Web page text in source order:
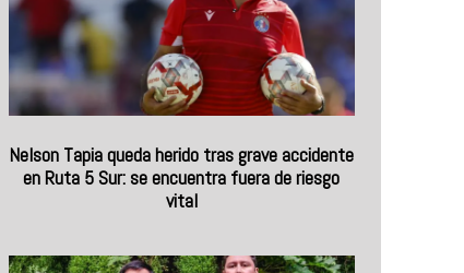
Nelson Tapia queda herido tras grave accidente
en Ruta 5 Sur: se encuentra fuera de riesgo
vital